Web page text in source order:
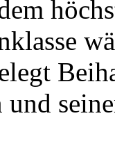
und